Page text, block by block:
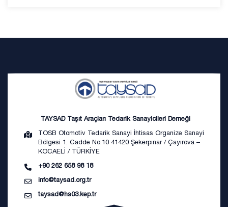
TAYSAD Taşıt Araçları Tedarik Sanayicileri Derneği
TOSB Otomotiv Tedarik Sanayi İhtisas Organize Sanayi
Bölgesi 1. Cadde No:10 41420 Şekerpınar / Çayırova –
KOCAELİ / TÜRKİYE
+90 262 658 98 18
info@taysad.org.tr
taysad@hs03.kep.tr